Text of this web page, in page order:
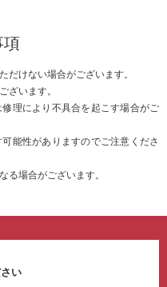
項
だけない場合がございます。
ざいます。
理により不具合を起こす場合がご
能性がありますのでご注意くださ
る場合がございます。
い